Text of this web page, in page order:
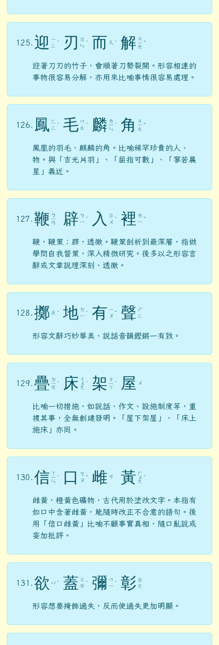
125. 迎 ㄧ
ㄥ
ˊ 刃
ㄖ
ㄣ ˋ 而 ㄦ ˊ 解 ㄐ
ㄧ
ㄝ
ˇ
迎著刀刃的竹子，會順著刀勢裂開。形容相連的
事物很容易分解，亦用來比喻事情很容易處理。
126. 鳳 ㄈ
ㄥ ˋ 毛 ㄇ
ㄠ ˊ 麟 ㄌ
ㄧ
ㄣ
ˊ 角 ㄐ
ㄧ
ㄠ
ˇ
鳳凰的羽毛、麒麟的角。比喻稀罕珍貴的人、
物。與「吉光片羽」、「屈指可數」、「寥若晨
星」義近。
127. 鞭 ㄅ
ㄧ
ㄢ 辟 ㄅ
ㄧ ˋ 入
ㄖ
ㄨ ˋ 裡 ㄌ
ㄧ ˇ
鞭，鞭策；辟，透徹。鞭策剖析到最深層，指做
學問自我督策，深入精微研究。後多以之形容言
辭或文章說理深刻、透徹。
128. 擲 ㄓ ˊ 地 ㄉ
ㄧ ˋ 有 ㄧ
ㄡ ˇ 聲 ㄕ
ㄥ
形容文辭巧妙華美、說話音韻鏗鏘一有致。
129. 疊 ㄉ
ㄧ
ㄝ
ˊ 床 ㄔ
ㄨ
ㄤ
ˊ 架 ㄐ
ㄧ
ㄚ
ˋ 屋 ㄨ
比喻一切措施，如說話、作文、設施制度等，重
複其事，全無創建發明。「屋下架屋」、「床上
施床」亦同。
130. 信 ㄒ
ㄧ
ㄣ
ˋ 口
ㄎ
ㄡ ˇ 雌 ㄘ 黃 ㄏ
ㄨ
ㄤ
ˊ
雌黃，橙黃色礦物，古代用於塗改文字。本指有
如口中含著雌黃，能隨時改正不合意的語句。後
用「信口雌黃」比喻不顧事實真相，隨口亂說或
妄加批評。
131. 欲 ㄩ ˋ 蓋 ㄍ
ㄞ ˋ 彌 ㄇ
ㄧ ˊ 彰 ㄓ
ㄤ
形容想要掩飾過失，反而使過失更加明顯。